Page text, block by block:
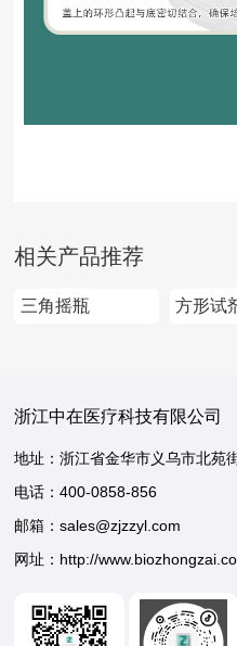
相关产品推荐
三角摇瓶 方形试
浙江中在医疗科技有限公司
地址：浙江省金华市义乌市北苑
电话：400-0858-856
邮箱：sales@zjzzyl.com
网址：http://